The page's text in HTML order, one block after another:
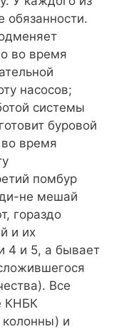
во время
насосов;
системы
буровой
время
помбур
не мешай
гораздо
и их
4 и 5, а бывает
Все
КНБК
колонны) и